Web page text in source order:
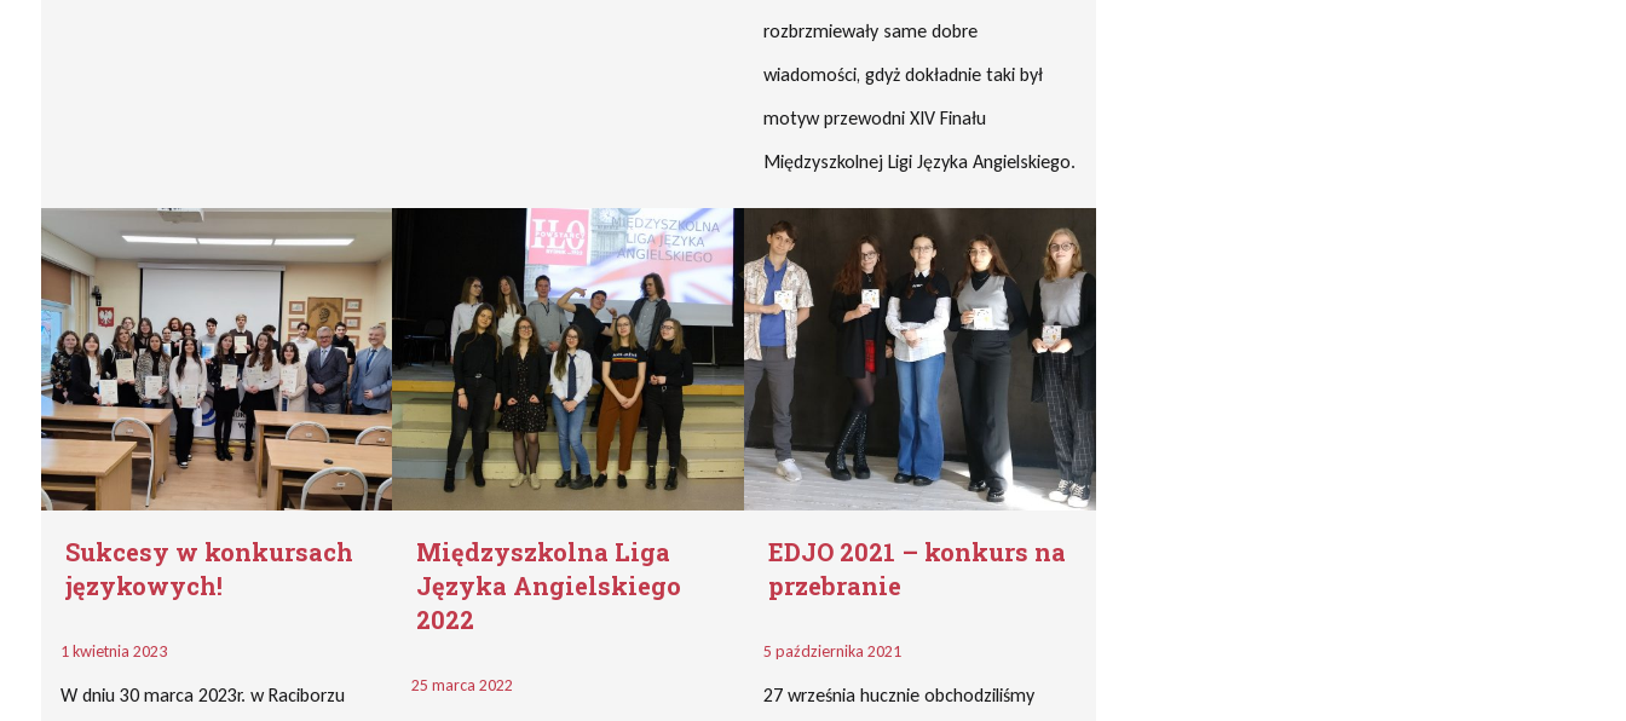
rozbrzmiewały same dobre
wiadomości, gdyż dokładnie taki był
motyw przewodni XIV Finału
Międzyszkolnej Ligi Języka Angielskiego.
Sukcesy w konkursach
językowych!
1 kwietnia 2023
W dniu 30 marca 2023r. w Raciborzu
Międzyszkolna Liga
Języka Angielskiego
2022
25 marca 2022
EDJO 2021 – konkurs na
przebranie
5 października 2021
27 września hucznie obchodziliśmy